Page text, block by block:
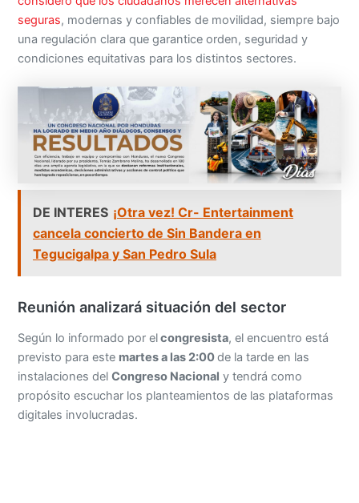
seguras, modernas y confiables de movilidad, siempre bajo
una regulación clara que garantice orden, seguridad y
condiciones equitativas para los distintos sectores.
DE INTERES ¡Otra vez! Cr- Entertainment
cancela concierto de Sin Bandera en
Tegucigalpa y San Pedro Sula
Reunión analizará situación del sector
Según lo informado por el congresista, el encuentro está
previsto para este martes a las 2:00de la tarde en las
instalaciones delCongreso Nacional y tendrá como
propósito escuchar los planteamientos de las plataformas
digitales involucradas.